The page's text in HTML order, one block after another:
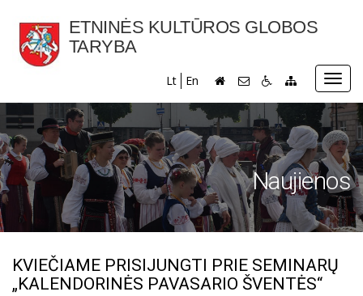
ETNINĖS KULTŪROS GLOBOS
TARYBA
Lt En
Naujienos
KVIEČIAME PRISIJUNGTI PRIE SEMINARŲ
„KALENDORINĖS PAVASARIO ŠVENTĖS“